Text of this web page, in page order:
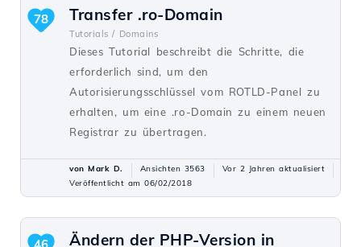
Transfer .ro-Domain
Tutorials / Domains
Dieses Tutorial beschreibt die Schritte, die
erforderlich sind, um den
Autorisierungsschlüssel vom ROTLD-Panel zu
erhalten, um eine .ro-Domain zu einem neuen
Registrar zu übertragen.
78
von Mark D. Ansichten 3563
Vor 2 Jahren aktualisiert
Veröffentlicht am 06/02/2018
Ändern der PHP-Version in
46